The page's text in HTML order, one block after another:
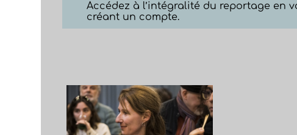
Accédez à l’intégralité du reportage en
créant un compte.